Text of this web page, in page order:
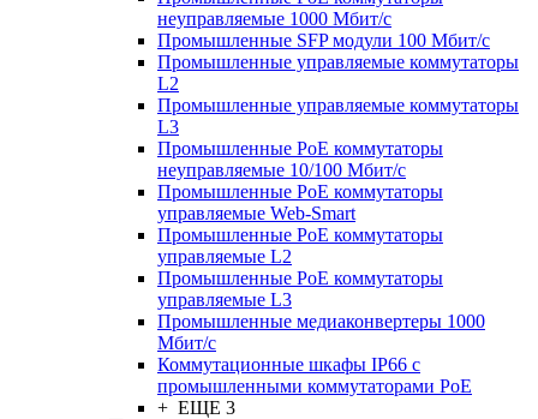
неуправляемые 1000 Мбит/с
Промышленные SFP модули 100 Мбит/c
Промышленные управляемые коммутаторы
L2
Промышленные управляемые коммутаторы
L3
Промышленные PoE коммутаторы
неуправляемые 10/100 Мбит/с
Промышленные PoE коммутаторы
управляемые Web-Smart
Промышленные PoE коммутаторы
управляемые L2
Промышленные PoE коммутаторы
управляемые L3
Промышленные медиаконвертеры 1000
Мбит/с
Коммутационные шкафы IP66 c
промышленными коммутаторами PoE
+ ЕЩЕ 3